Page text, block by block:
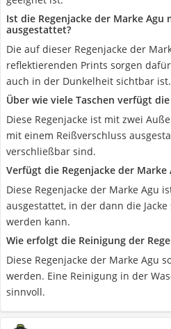
Ist die Regenjacke der Marke
ausgestattet?
Die auf dieser Regenjacke der
reflektierenden Prints sorgen
auch in der Dunkelheit sichtbar ist.
Über wie viele Taschen verfügt
Diese Regenjacke ist mit zwei
mit einem Reißverschluss
verschließbar sind.
Verfügt die Regenjacke der Marke
Diese Regenjacke der Marke Agu
ausgestattet, in der dann die
werden kann.
Wie erfolgt die Reinigung der
Diese Regenjacke der Marke Agu
werden. Eine Reinigung in der
sinnvoll.